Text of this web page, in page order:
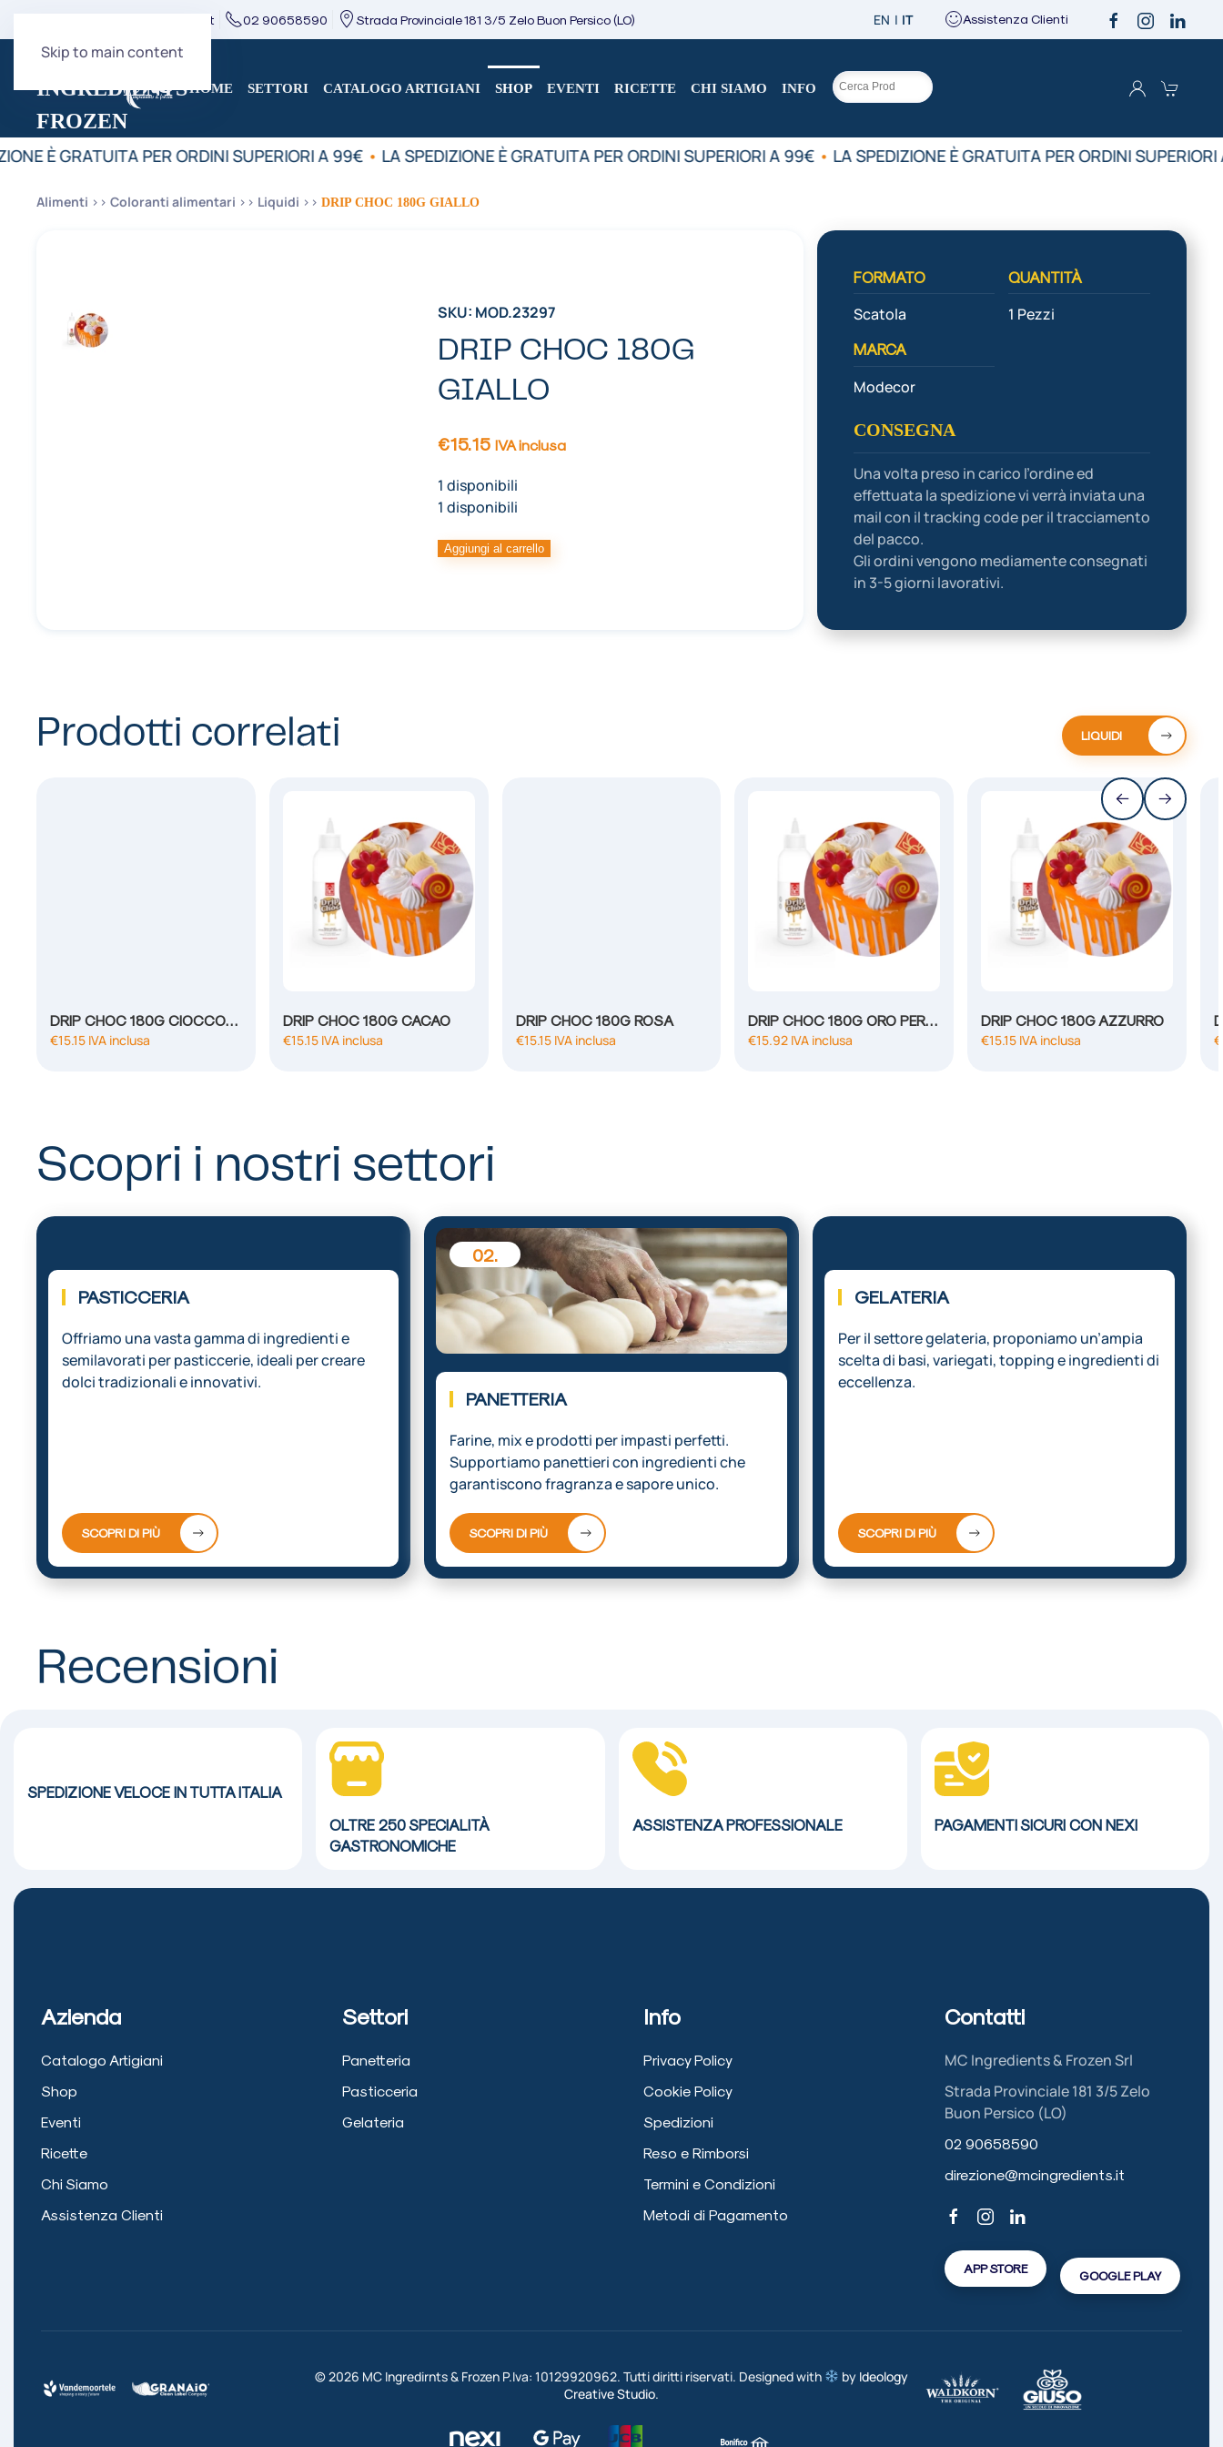
Skip to main content
direzione@mcingredients.it 02 90658590 Strada Provinciale 181 3/5 Zelo Buon Persico (LO) EN IT Assistenza Clienti
HOME SETTORI CATALOGO ARTIGIANI SHOP EVENTI RICETTE CHI SIAMO INFO
È GRATUITA PER ORDINI SUPERIORI A 99€• LA SPEDIZIONE È GRATUITA PER ORDINI SUPERIORI A 99€• LA SPEDIZIONE È GRATUITA PER ORDINI SUPERIORI
Alimenti Coloranti alimentari Liquidi DRIP CHOC 180G GIALLO
SKU: MOD.23297
DRIP CHOC 180G
GIALLO
€15.15 IVA inclusa
1 disponibili
1 disponibili
DRIP
Aggiungi al carrello
FORMATO
Scatola
QUANTITÀ
1 Pezzi
MARCA
Modecor
CONSEGNA
Una volta preso in carico l’ordine ed
effettuata la spedizione vi verrà inviata una
mail con il tracking code per il tracciamento
del pacco.
Gli ordini vengono mediamente consegnati
in 3-5 giorni lavorativi.
Prodotti correlati LIQUIDI
DRIP CHOC 180G CIOCCOLATO BIANCO
€15.15 IVA inclusa
DRIP CHOC 180G CACAO
€15.15IVA inclusa
DRIP CHOC 180G ROSA
€15.15IVA inclusa
DRIP CHOC 180G ORO PERLATO
€15.92 IVA inclusa
DRIP CHOC 180G AZZURRO
€15.15 IVA inclusa €
Scopri i nostri settori
PASTICCERIA
Offriamo una vasta gamma di ingredienti e
semilavorati per pasticcerie, ideali per creare
dolci tradizionali e innovativi.
SCOPRI DI PIÙ
02.
PANETTERIA
Farine, mix e prodotti per impasti perfetti.
Supportiamo panettieri con ingredienti che
garantiscono fragranza e sapore unico.
SCOPRI DI PIÙ
GELATERIA
Per il settore gelateria, proponiamo un’ampia
scelta di basi, variegati, topping e ingredienti di
eccellenza.
SCOPRI DI PIÙ
Recensioni
SPEDIZIONE VELOCE IN TUTTA ITALIA
OLTRE 250 SPECIALITÀ
GASTRONOMICHE
ASSISTENZAPROFESSIONALE PAGAMENTI SICURI CON NEXI
Azienda
Catalogo Artigiani
Shop
Eventi
Ricette
Chi Siamo
Assistenza Clienti
Settori
Panetteria
Pasticceria
Gelateria
Info
Privacy Policy
Cookie Policy
Spedizioni
Reso e Rimborsi
Termini e Condizioni
Metodi di Pagamento
Contatti
MC Ingredients & Frozen Srl
Strada Provinciale 181 3/5 Zelo
Buon Persico (LO)
02 90658590
direzione@mcingredients.it
APP STORE GOOGLE PLAY
©2026 MC Ingredirnts & Frozen P.Iva: 10129920962. Tutti diritti riservati. Designed with by Ideology
Creative Studio.